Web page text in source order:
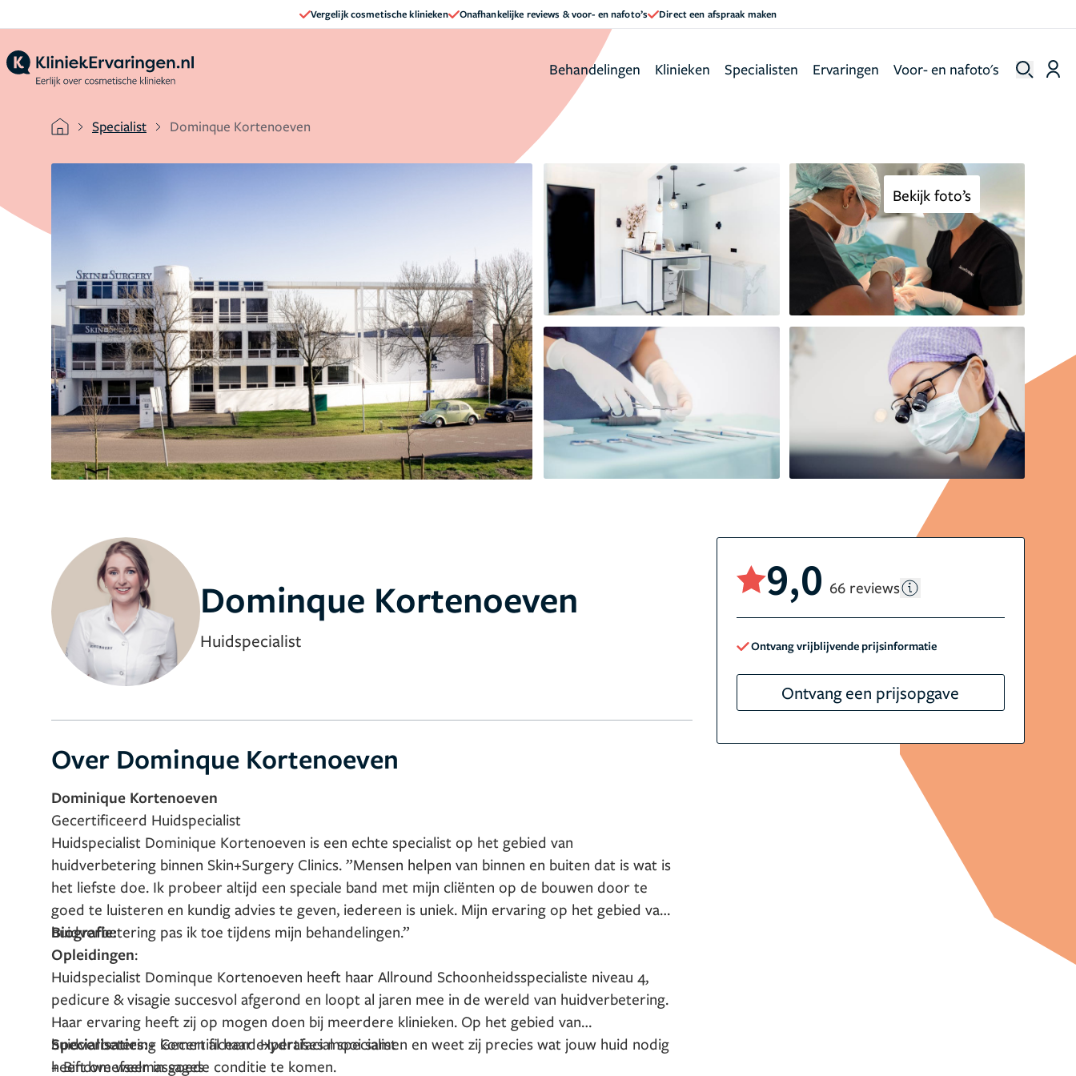
Vergelijk cosmetische klinieken Onafhankelijke reviews & voor- en nafoto’s Direct een afspraak maken
Behandelingen Klinieken Specialisten Ervaringen Voor- en nafoto's
Specialist Dominque Kortenoeven
Bekijk foto’s
Dominque Kortenoeven
Huidspecialist
9,0 66 reviews
Ontvang vrijblijvende prijsinformatie
Ontvang een prijsopgave
Over Dominque Kortenoeven
Dominique Kortenoeven
Gecertificeerd Huidspecialist
Huidspecialist Dominique Kortenoeven is een echte specialist op het gebied van
huidverbetering binnen Skin+Surgery Clinics. ”Mensen helpen van binnen en buiten dat is wat is
het liefste doe. Ik probeer altijd een speciale band met mijn cliënten op de bouwen door te
goed te luisteren en kundig advies te geven, iedereen is uniek. Mijn ervaring op het gebied van
huidverbetering pas ik toe tijdens mijn behandelingen.”
Biografie:
Opleidingen:
Huidspecialist Dominque Kortenoeven heeft haar Allround Schoonheidsspecialiste niveau 4,
pedicure & visagie succesvol afgerond en loopt al jaren mee in de wereld van huidverbetering.
Haar ervaring heeft zij op mogen doen bij meerdere klinieken. Op het gebied van
huidverbetering komen al haar expertises mooi samen en weet zij precies wat jouw huid nodig
heeft om weer in goede conditie te komen.
Specialisaties:+ Gecertificeerd Hydrafacial specialist
+ Bindweefselmassages